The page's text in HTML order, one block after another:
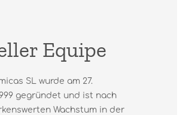
Equipe
SL wurde am 27.
gegründet und ist nach
Wachstum in der